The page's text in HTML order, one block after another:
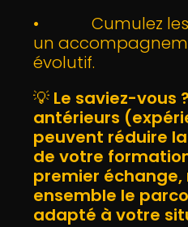
• Cumulez les
un
évolutif.
💡 Le saviez-vous
antérieurs
peuvent réduire
de votre
premier échange,
ensemble le
adapté à votre